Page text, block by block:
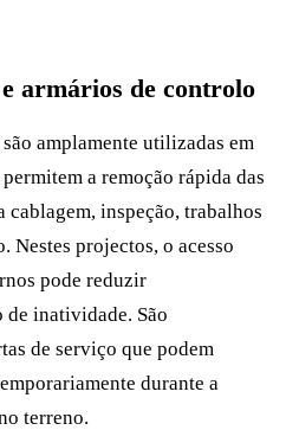
armários de controlo
amplamente utilizadas em
a remoção rápida das
cablagem, inspeção, trabalhos
Nestes projectos, o acesso
pode reduzir
inatividade. São
de serviço que podem
durante a
terreno.